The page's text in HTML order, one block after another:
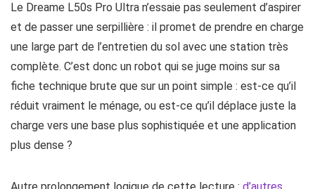
Le Dreame L50s Pro Ultra n’essaie pas seulement d’aspirer
et de passer une serpillière : il promet de prendre en charge
une large part de l’entretien du sol avec une station très
complète. C’est donc un robot qui se juge moins sur sa
fiche technique brute que sur un point simple : est-ce qu’il
réduit vraiment le ménage, ou est-ce qu’il déplace juste la
charge vers une base plus sophistiquée et une application
plus dense ?